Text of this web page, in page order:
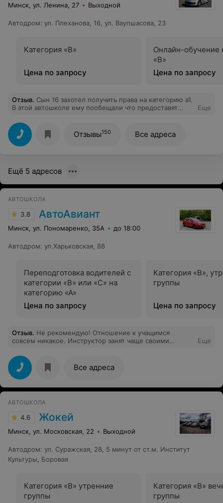
Минск, ул. Ленина, 27 Выходной
Автодром: ул. Плеханова, 16, ул. Ваупшасова, 23
Категория «B»
Цена по запросу
Онлайн-обучение
«B»
Цена по запросу
Отзыв. Сын 16 захотел получить права на категорию а1.
В этой автошколе ему пообещали что предоставят
нет мотоциклов 125 кубов,а только 150. Для учёбы они
его предоставляют, а для гаи ищите сами.
Соответственно: на 125 надо бы тоже взять сколько-то
часов покататься, чтоб привыкнуть, плюс гаи.
якобы за бензин. p.s: сумма намного меньше чем
Еще
Отзывы150 Все адреса
Ещё 5 адресов
АВТОШКОЛА
3.8 АвтоАвиант
Минск, ул. Пономаренко, 35А до 18:00
Автодром: ул.Харьковская, 88
Переподготовка водителей с
категории «В» или «С» на
категорию «А»
Цена по запросу
Категория «B»,
группы
Цена по запросу
Отзыв. Не рекомендую! Отношение к учащимся
совсем никакое. Инструктор занят чаще своими
настоять на чем то нужно конфликтовать (иначе нет
реакции) или отпустить и принять то что этого для вас
никто делать не будет. Состояние автодрома ужасное,
плюс площадка неубрана, и так более двух месяцев,
что я туда приходил; желающих учится больше чем
вопросы. Так если идти на встречу каждому,
обеспечивать нормальное качество обучения, то поток
набора нужно будет снижать до уровня реального
состояния учебной базы и реального уровня
инструкторов.
Еще
Все адреса
АВТОШКОЛА
4.6 Жокей
Минск, ул. Московская, 22 Выходной
Автодром: ул. Суражская, 28, 5 минут от ст.м. Институт
Культуры, Боровая
Категория «B» утренние
группы
Категория «B»
группы